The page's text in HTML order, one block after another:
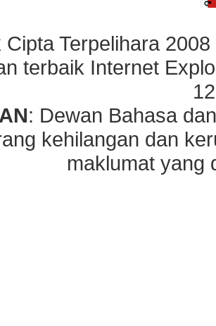
Terpelihara
terbaik Internet
: Dewan Bahasa
kehilangan dan
maklumat yang